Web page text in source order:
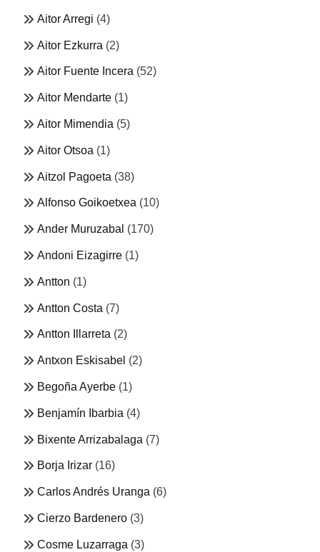
Aitor Arregi (4)
Aitor Ezkurra (2)
Aitor Fuente Incera (52)
Aitor Mendarte (1)
Aitor Mimendia (5)
Aitor Otsoa (1)
Aitzol Pagoeta (38)
Alfonso Goikoetxea (10)
Ander Muruzabal (170)
Andoni Eizagirre (1)
Antton (1)
Antton Costa (7)
Antton Illarreta (2)
Antxon Eskisabel (2)
Begoña Ayerbe (1)
Benjamín Ibarbia (4)
Bixente Arrizabalaga (7)
Borja Irizar (16)
Carlos Andrés Uranga (6)
Cierzo Bardenero (3)
Cosme Luzarraga (3)